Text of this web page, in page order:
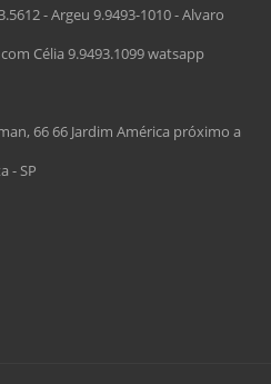
- Argeu 9.9493-1010 - Alvaro
Célia 9.9493.1099 watsapp
66 66 Jardim América próximo a
- SP